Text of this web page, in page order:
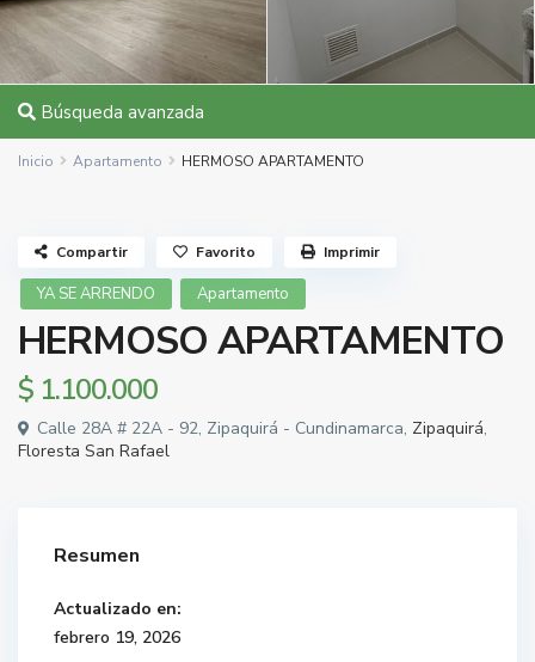
Búsqueda avanzada
Inicio Apartamento HERMOSO APARTAMENTO
YA SE ARRENDO Apartamento
HERMOSO APARTAMENTO
$ 1.100.000
Calle 28A # 22A - 92, Zipaquirá - Cundinamarca, Zipaquirá,
Floresta San Rafael
Compartir Favorito Imprimir
Resumen
Actualizado en:
febrero 19, 2026